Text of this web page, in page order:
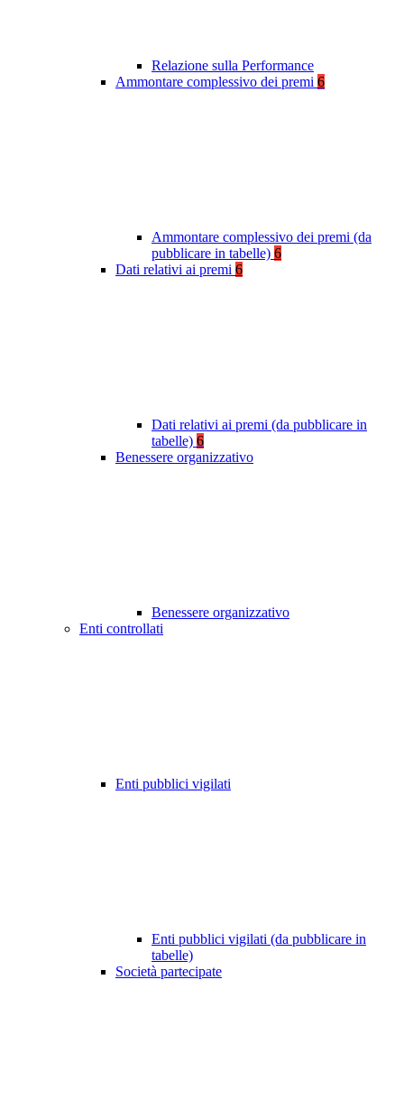
Relazione sulla Performance
Ammontare complessivo dei premi 6
Ammontare complessivo dei premi (da
pubblicare in tabelle) 6
Dati relativi ai premi 6
Dati relativi ai premi (da pubblicare in
tabelle) 6
Benessere organizzativo
Benessere organizzativo
Enti controllati
Enti pubblici vigilati
Enti pubblici vigilati (da pubblicare in
tabelle)
Società partecipate